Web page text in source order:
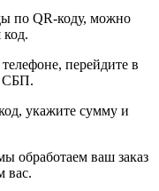
по QR-коду, можно
перейдите в
СБП.
укажите сумму и
обработаем ваш заказ
вас.